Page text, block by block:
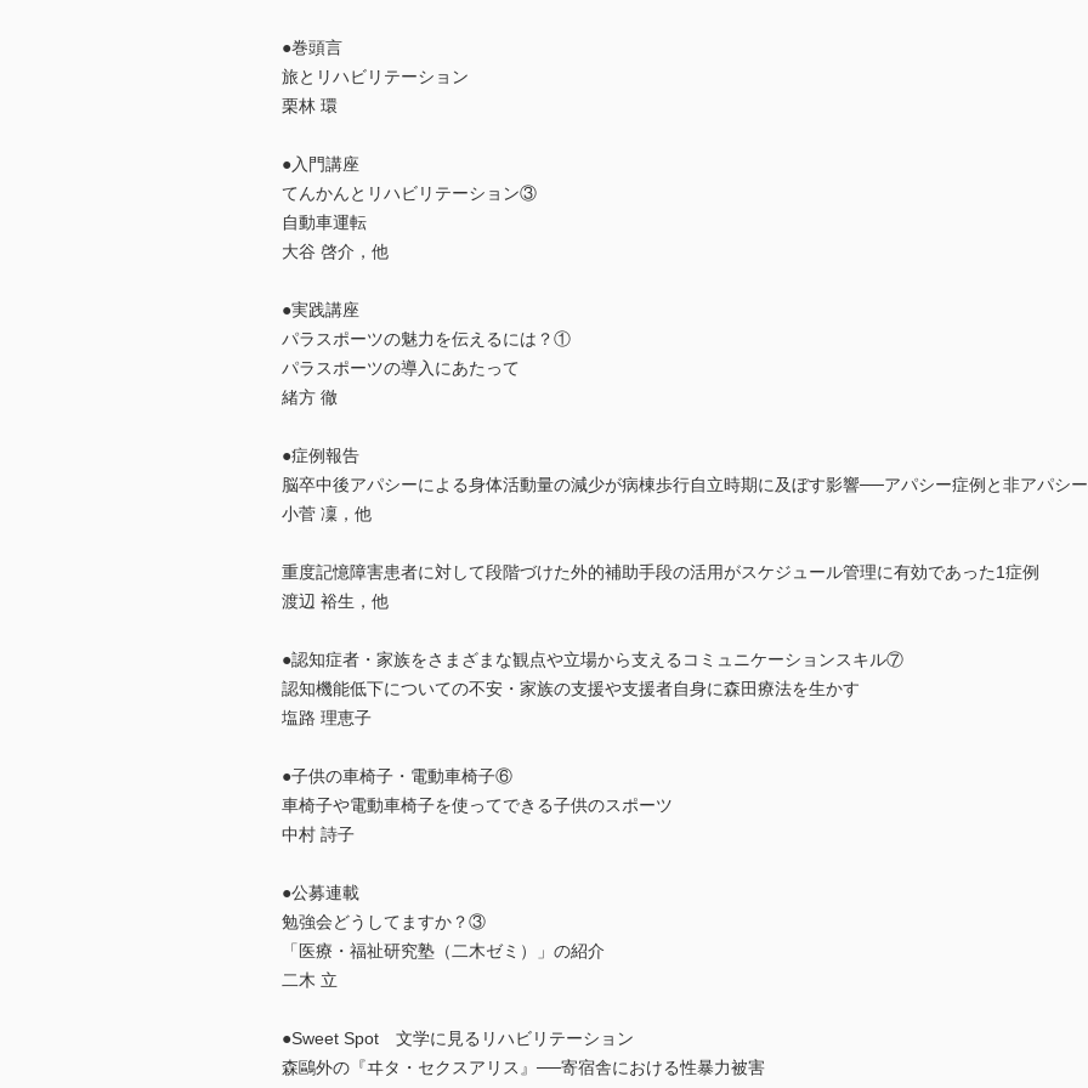
●巻頭言
旅とリハビリテーション
栗林 環
●入門講座
てんかんとリハビリテーション③
自動車運転
大谷 啓介，他
●実践講座
パラスポーツの魅力を伝えるには？①
パラスポーツの導入にあたって
緒方 徹
●症例報告
脳卒中後アパシーによる身体活動量の減少が病棟歩行自立時期に及ぼす影響──アパシー症例と非アパシ
小菅 凜，他
重度記憶障害患者に対して段階づけた外的補助手段の活用がスケジュール管理に有効であった1症例
渡辺 裕生，他
●認知症者・家族をさまざまな観点や立場から支えるコミュニケーションスキル⑦
認知機能低下についての不安・家族の支援や支援者自身に森田療法を生かす
塩路 理恵子
●子供の車椅子・電動車椅子⑥
車椅子や電動車椅子を使ってできる子供のスポーツ
中村 詩子
●公募連載
勉強会どうしてますか？③
「医療・福祉研究塾（二木ゼミ）」の紹介
二木 立
●Sweet Spot 文学に見るリハビリテーション
森鷗外の『ヰタ・セクスアリス』──寄宿舎における性暴力被害